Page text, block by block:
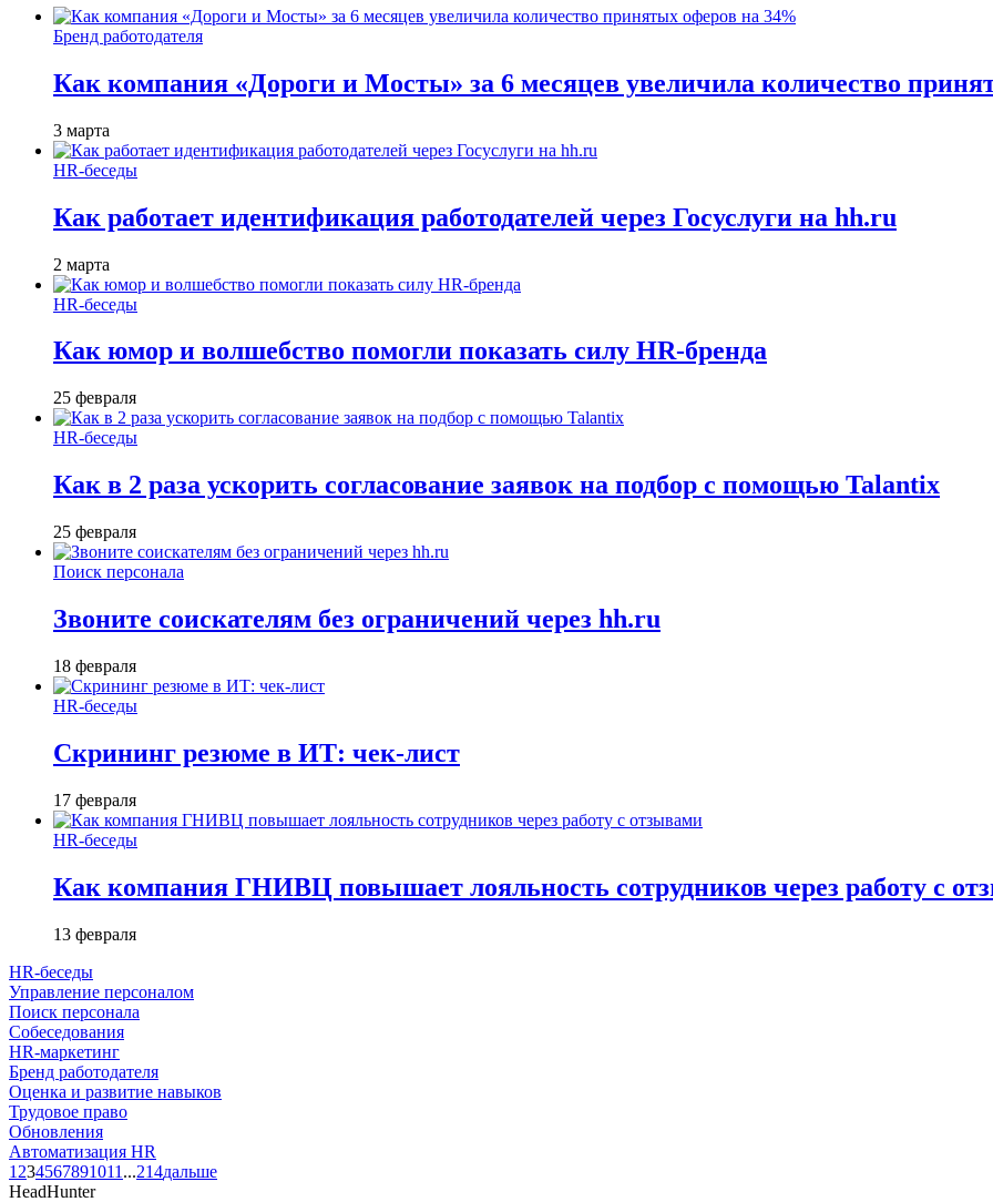
Бренд работодателя
Как компания «Дороги и Мосты» за 6 месяцев увеличила количество
3 марта
HR-беседы
Как работает идентификация работодателей через Госуслуги на hh.ru
2 марта
HR-беседы
Как юмор и волшебство помогли показать силу HR-бренда
25 февраля
HR-беседы
Как в 2 раза ускорить согласование заявок на подбор с помощью Talantix
25 февраля
Поиск персонала
Звоните соискателям без ограничений через hh.ru
18 февраля
HR-беседы
Скрининг резюме в ИТ: чек-лист
17 февраля
HR-беседы
Как компания ГНИВЦ повышает лояльность сотрудников через работу с
13 февраля
HR-беседы
Управление персоналом
Поиск персонала
Собеседования
HR-маркетинг
Бренд работодателя
Оценка и развитие навыков
Трудовое право
Обновления
Автоматизация HR
1 234567891011 ...214дальше
HeadHunter